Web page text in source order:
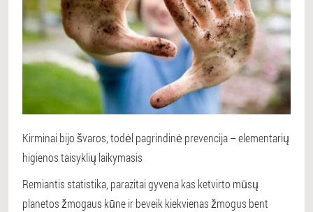
Kirminai bijo švaros, todėl pagrindinė prevencija – elementarių
higienos taisyklių laikymasis
Remiantis statistika, parazitai gyvena kas ketvirto mūsų
planetos žmogaus kūne ir beveik kiekvienas žmogus bent